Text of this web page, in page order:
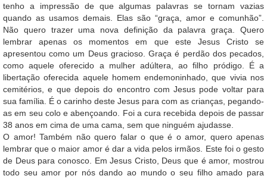
tenho a impressão de que algumas palavras se tornam vazias
quando as usamos demais. Elas são “graça, amor e comunhão”.
Não quero trazer uma nova definição da palavra graça. Quero
lembrar apenas os momentos em que este Jesus Cristo se
apresentou como um Deus gracioso. Graça é perdão dos pecados,
como aquele oferecido a mulher adúltera, ao filho pródigo. É a
libertação oferecida aquele homem endemoninhado, que vivia nos
cemitérios, e que depois do encontro com Jesus pode voltar para
sua família. É o carinho deste Jesus para com as crianças, pegando-
as em seu colo e abençoando. Foi a cura recebida depois de passar
38 anos em cima de uma cama, sem que ninguém ajudasse.
O amor! Também não quero falar o que é o amor, quero apenas
lembrar que o maior amor é dar a vida pelos irmãos. Este foi o gesto
de Deus para conosco. Em Jesus Cristo, Deus que é amor, mostrou
todo seu amor por nós dando ao mundo o seu filho amado para